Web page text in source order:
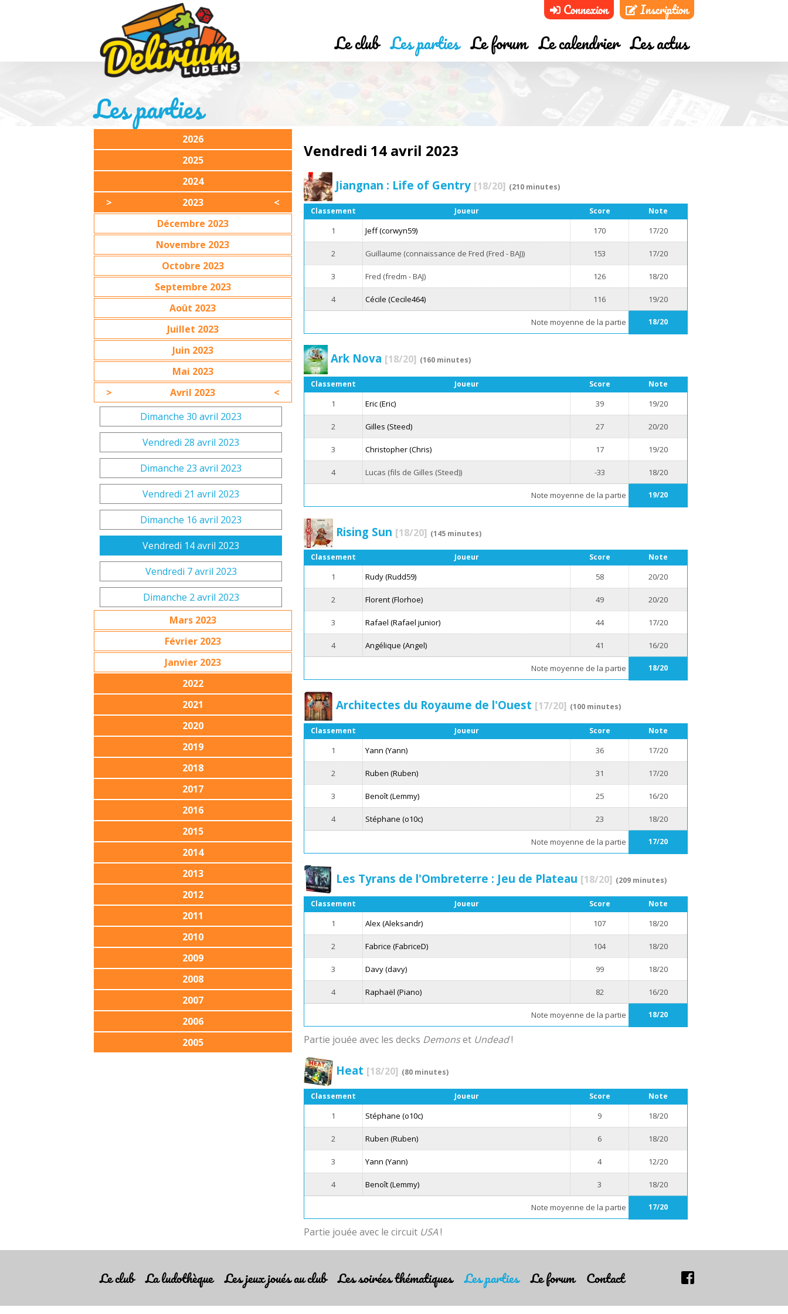
Les parties
2026
2025
2024
2023
Décembre 2023
Novembre 2023
Octobre 2023
Septembre 2023
Août 2023
Juillet 2023
Juin 2023
Mai 2023
Avril 2023
Dimanche 30 avril 2023
Vendredi 28 avril 2023
Dimanche 23 avril 2023
Vendredi 21 avril 2023
Dimanche 16 avril 2023
Vendredi 14 avril 2023
Vendredi 7 avril 2023
Dimanche 2 avril 2023
Mars 2023
Février 2023
Janvier 2023
2022
2021
2020
2019
2018
2017
2016
2015
2014
2013
2012
2011
2010
2009
2008
2007
2006
2005
Vendredi 14 avril 2023
Jiangnan : Life of Gentry [18/20] (210 minutes)
Classement Joueur Score Note
1 Jeff (corwyn59) 170 17/20
2 Guillaume (connaissance de Fred (Fred - BAJ)) 153 17/20
3 Fred (fredm - BAJ) 126 18/20
4 Cécile (Cecile464) 116 19/20
Note moyenne de la partie 18/20
Ark Nova [18/20] (160 minutes)
Classement Joueur Score Note
1 Eric (Eric) 39 19/20
2 Gilles (Steed) 27 20/20
3 Christopher (Chris) 17 19/20
4 Lucas (fils de Gilles (Steed)) -33 18/20
Note moyenne de la partie 19/20
Rising Sun [18/20] (145 minutes)
Classement Joueur Score Note
1 Rudy (Rudd59) 58 20/20
2 Florent (Florhoe) 49 20/20
3 Rafael (Rafael junior) 44 17/20
4 Angélique (Angel) 41 16/20
Note moyenne de la partie 18/20
Architectes du Royaume de l'Ouest [17/20] (100 minutes)
Classement Joueur Score Note
1 Yann (Yann) 36 17/20
2 Ruben (Ruben) 31 17/20
3 Benoît (Lemmy) 25 16/20
4 Stéphane (o10c) 23 18/20
Note moyenne de la partie 17/20
Les Tyrans de l'Ombreterre : Jeu de Plateau [18/20] (209 minutes)
Classement Joueur Score Note
1 Alex (Aleksandr) 107 18/20
2 Fabrice (FabriceD) 104 18/20
3 Davy (davy) 99 18/20
4 Raphaël (Piano) 82 16/20
Note moyenne de la partie 18/20
Partie jouée avec les decks Demonset Undead!
Heat [18/20] (80 minutes)
Classement Joueur Score Note
1 Stéphane (o10c) 9 18/20
2 Ruben (Ruben) 6 18/20
3 Yann (Yann) 4 12/20
4 Benoît (Lemmy) 3 18/20
Note moyenne de la partie 17/20
Partie jouée avec le circuit USA!
Connexion Inscription
Le club Les parties Le forum Le calendrier Les actus
Le club La ludothèque Les jeux joués au club Les soirées thématiques Les parties Le forum Contact